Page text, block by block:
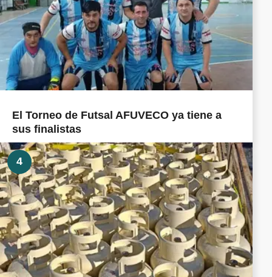
El Torneo de Futsal AFUVECO ya tiene a
sus finalistas
4